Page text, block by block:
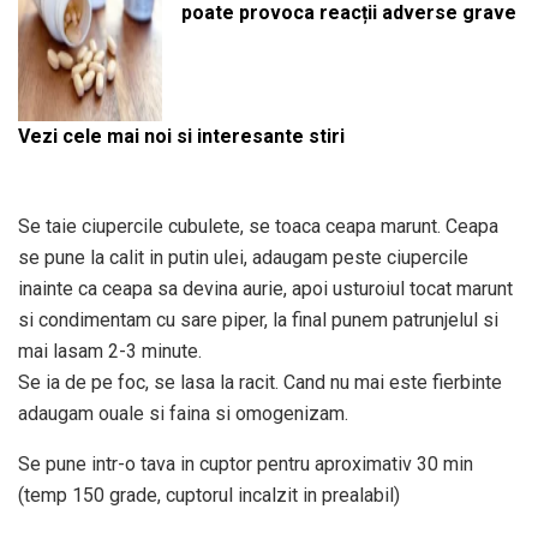
poate provoca reacții adverse grave
Vezi cele mai noi si interesante stiri
Se taie ciupercile cubulete, se toaca ceapa marunt. Ceapa
se pune la calit in putin ulei, adaugam peste ciupercile
inainte ca ceapa sa devina aurie, apoi usturoiul tocat marunt
si condimentam cu sare piper, la final punem patrunjelul si
mai lasam 2-3 minute.
Se ia de pe foc, se lasa la racit. Cand nu mai este fierbinte
adaugam ouale si faina si omogenizam.
Se pune intr-o tava in cuptor pentru aproximativ 30 min
(temp 150 grade, cuptorul incalzit in prealabil)